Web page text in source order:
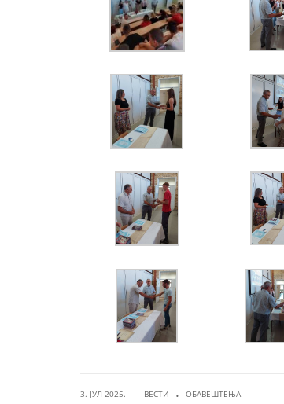
3. ЈУЛ 2025. ВЕСТИ . ОБАВЕШТЕЊА